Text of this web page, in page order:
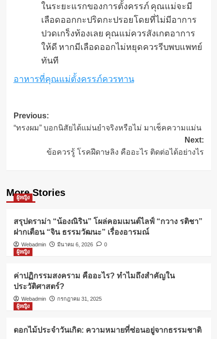
ในระยะแรกของการตั้งครรภ์ คุณแม่จะมี
เลือดออกกะปริดกะปรอยโดยที่ไม่มีอาการ
ปวดเกร็งท้องเลย คุณแม่ควรสังเกตอาการ
ให้ดี หากมีเลือดออกไม่หยุดควรรีบพบแพทย์
ทันที
อาหารที่คุณแม่ตั้งครรภ์ควรทาน
Post
navigation
Previous:
“ทรงผม” บอกนิสัยได้แม่นยำจริงหรือไม่ มาเช็คความแม่น
Next:
ข้อควรรู้ โรคฝีดาษลิง คืออะไร ติดต่อได้อย่างไร
More Stories
ผู้หญิง
สรุปดราม่า “น้องณิริน” โผล่คอมเมนต์ไลฟ์ “กวาง รติชา”
ฝากเตือน “จิน ธรรมวัฒนะ” เรื่องอารมณ์
Webadmin มีนาคม 6, 2026
0
ผู้หญิง
ค่าปฏิกรรมสงคราม คืออะไร? ทำไมถึงสำคัญใน
ประวัติศาสตร์?
Webadmin
กรกฎาคม 31, 2025
ผู้หญิง
ดอกไม้ประจำวันเกิด: ความหมายที่ซ่อนอยู่จากธรรมชาติ